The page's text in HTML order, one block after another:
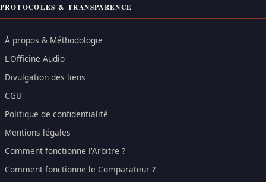
PROTOCOLES & TRANSPARENCE
À propos & Méthodologie
L'Officine Audio
Divulgation des liens
CGU
Politique de confidentialité
Mentions légales
Comment fonctionne l'Arbitre ?
Comment fonctionne le Comparateur ?